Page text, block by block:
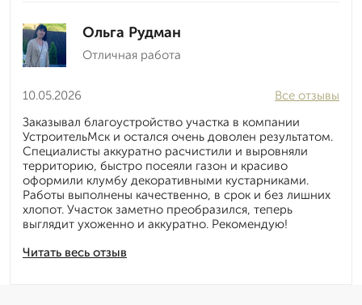
Ольга Рудман
Отличная работа
10.05.2026
Читать весь отзыв
Все отзывы
Заказывал благоустройство участка в компании
УстроительМск и остался очень доволен результатом.
Специалисты аккуратно расчистили и выровняли
территорию, быстро посеяли газон и красиво
оформили клумбу декоративными кустарниками.
Работы выполнены качественно, в срок и без лишних
хлопот. Участок заметно преобразился, теперь
выглядит ухоженно и аккуратно. Рекомендую!